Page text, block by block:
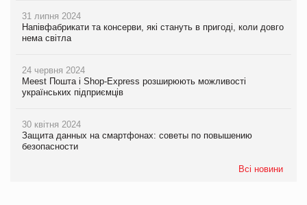
31 липня 2024
Напівфабрикати та консерви, які стануть в пригоді, коли довго
нема світла
24 червня 2024
Meest Пошта і Shop-Express розширюють можливості
українських підприємців
30 квітня 2024
Защита данных на смартфонах: советы по повышению
безопасности
Всі новини